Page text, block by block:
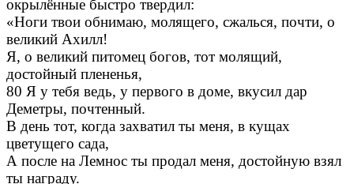
окрылённые быстро твердил:
«Ноги твои обнимаю, молящего, сжалься, почти, о
великий Ахилл!
Я, о великий питомец богов, тот молящий,
достойный плененья,
80 Я у тебя ведь, у первого в доме, вкусил дар
Деметры, почтенный.
В день тот, когда захватил ты меня, в кущах
цветущего сада,
А после на Лемнос ты продал меня, достойную взял
ты награду.